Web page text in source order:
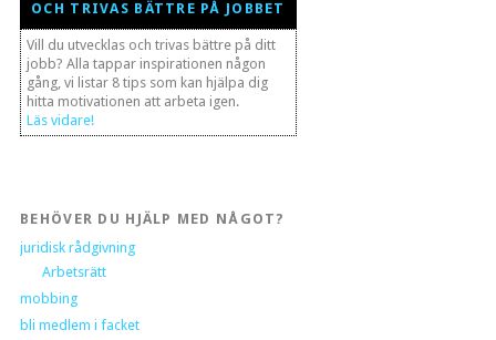
OCH TRIVAS BÄTTRE PÅ JOBBET
Vill du utvecklas och trivas bättre på ditt
jobb? Alla tappar inspirationen någon
gång, vi listar 8 tips som kan hjälpa dig
hitta motivationen att arbeta igen.
Läs vidare!
BEHÖVER DU HJÄLP MED NÅGOT?
juridisk rådgivning
Arbetsrätt
mobbing
bli medlem i facket